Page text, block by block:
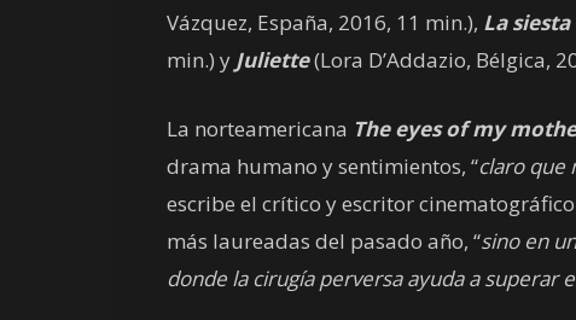
Vázquez, España, 2016, 11 min.), La
min.) y Juliette(Lora D’Addazio, Bélgica,
La norteamericana The eyes of my
drama humano y sentimientos, “claro que
escribe el crítico y escritor
más laureadas del pasado año, “sino en
donde la cirugía perversa ayuda a superar